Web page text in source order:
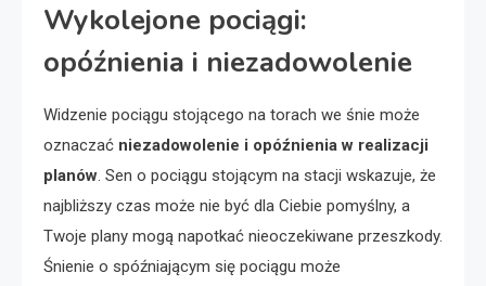
Wykolejone pociągi:
opóźnienia i niezadowolenie
Widzenie pociągu stojącego na torach we śnie może
oznaczać niezadowolenie i opóźnienia w realizacji
planów. Sen o pociągu stojącym na stacji wskazuje, że
najbliższy czas może nie być dla Ciebie pomyślny, a
Twoje plany mogą napotkać nieoczekiwane przeszkody.
Śnienie o spóźniającym się pociągu może